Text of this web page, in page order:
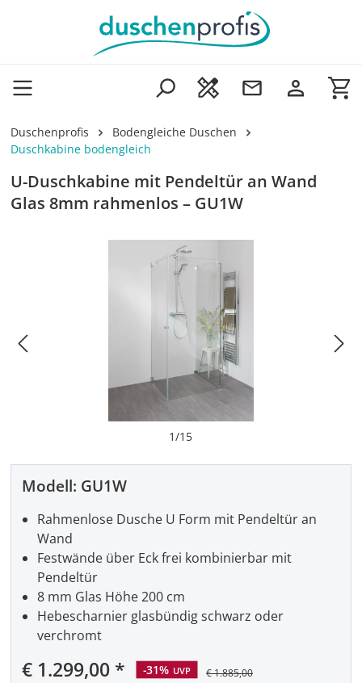
Zum Hauptinhalt springen
Duschenprofis
Bodengleiche Duschen
Duschkabine bodengleich
U-Duschkabine mit Pendeltür an Wand
Glas 8mm rahmenlos – GU1W
1/15
Modell: GU1W
Verkaufspreis:
€ 1.299,00 -31% UVP € 1.885,00
Rahmenlose Dusche U Form mit Pendeltür an
Wand
Festwände über Eck frei kombinierbar mit
Pendeltür
8 mm Glas Höhe 200 cm
Hebescharnier glasbündig schwarz oder
verchromt